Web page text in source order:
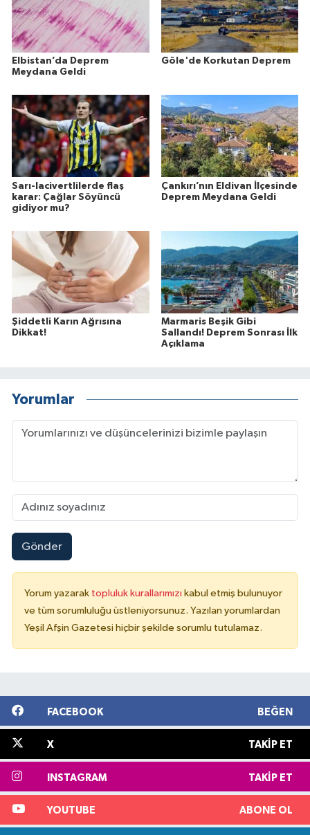
Elbistan’da Deprem
Meydana Geldi
Göle'de Korkutan Deprem
Sarı-lacivertlilerde flaş
karar: Çağlar Söyüncü
gidiyor mu?
Çankırı’nın Eldivan İlçesinde
Deprem Meydana Geldi
Şiddetli Karın Ağrısına
Dikkat!
Marmaris Beşik Gibi
Sallandı! Deprem Sonrası İlk
Açıklama
Yorumlar
Gönder
Yorum yazarak topluluk kurallarımızı kabul etmiş bulunuyor
ve tüm sorumluluğu üstleniyorsunuz. Yazılan yorumlardan
Yeşil Afşin Gazetesi hiçbir şekilde sorumlu tutulamaz.
FACEBOOK BEĞEN
X TAKIP ET
INSTAGRAM TAKIP ET
YOUTUBE ABONE OL